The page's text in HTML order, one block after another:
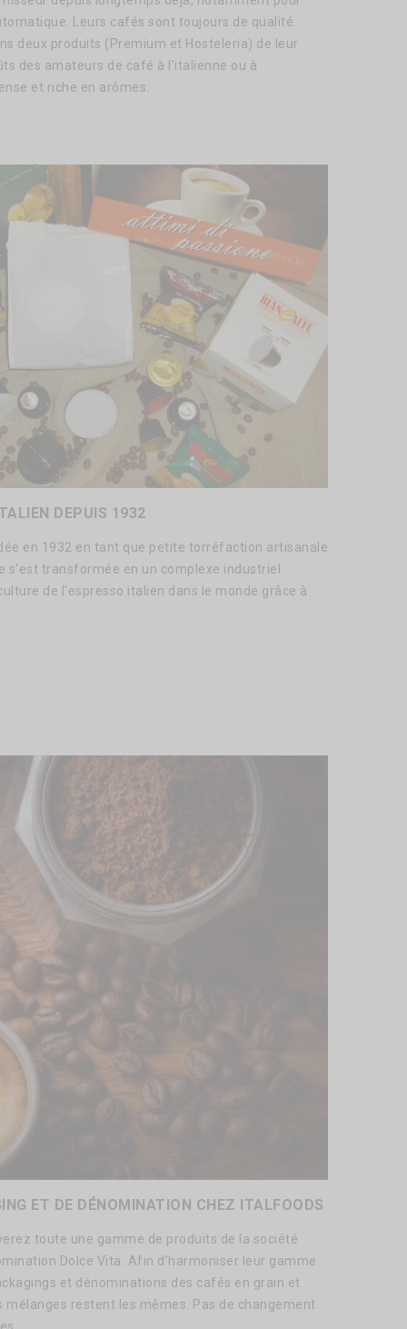
Leurs cafés sont toujours de qualité.
deux produits (Premium et Hosteleria) de leur
des amateurs de café à l’italienne ou à
et riche en arômes.
DEPUIS 1932
en 1932 en tant que petite torréfaction artisanale
s'est transformée en un complexe industriel
de l'espresso italien dans le monde grâce à
ET DE DÉNOMINATION CHEZ ITALFOODS
toute une gamme de produits de la société
Dolce Vita. Afin d’harmoniser leur gamme
et dénominations des cafés en grain et
restent les mêmes. Pas de changement